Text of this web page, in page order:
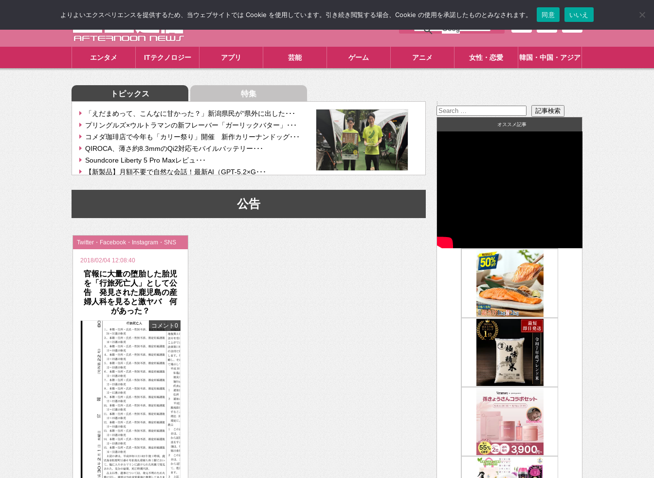
エンタメ ITテクノロジー アプリ 芸能 ゲーム アニメ 女性・恋愛 韓国・中国・アジア
トピックス 特集
「えだまめって、こんなに甘かった？」新潟県民が“県外に出した･･･
プリングルズ×ウルトラマンの新フレーバー「ガーリックバター」･･･
コメダ珈琲店で今年も「カリー祭り」開催 新作カリーナンドッグ･･･
QIROCA、薄さ約8.3mmのQi2対応モバイルバッテリー･･･
Soundcore Liberty 5 Pro Maxレビュ･･･
【新製品】月額不要で自然な会話！最新AI（GPT-5.2×G･･･
【次世代の没入感と生産性】VITURE Luma Ultra･･･
挫折率8割の壁をAIで突破。ジャストシステム、”自分が今話し･･･
2026年のバレンタインは「自分で作って、想いを渡す」 TE･･･
公告
Twitter・Facebook・Instagram・SNS
2018/02/04 12:08:40
官報に大量の堕胎した胎児
を「行旅死亡人」として公
告 発見された鹿児島の産
婦人科を見ると激ヤバ 何
があった？
コメント0
:
オススメ記事
よりよいエクスペリエンスを提供するため、当ウェブサイトでは Cookie を使用しています。引き続き閲覧する場合、Cookie の使用を承諾したものとみなされます。 同意 いいえ